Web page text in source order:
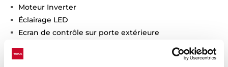
Moteur Inverter
Éclairage LED
Ecran de contrôle sur porte extérieure
Fonction vacances